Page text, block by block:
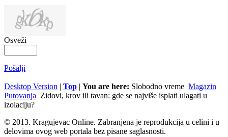
Osveži
Pošalji
Desktop Version | Top | You are here: Slobodno vreme Magazin
Putovanja Zidovi, krov ili tavan: gde se najviše isplati ulagati u
izolaciju?
© 2013. Kragujevac Online. Zabranjena je reprodukcija u celini i u
delovima ovog web portala bez pisane saglasnosti.